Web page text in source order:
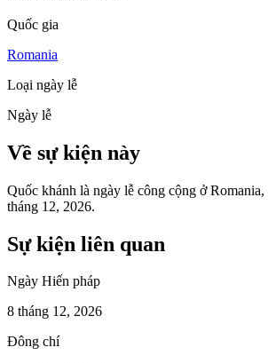
Quốc gia
Romania
Loại ngày lễ
Ngày lễ
Về sự kiện này
Quốc khánh là ngày lễ công cộng ở
tháng 12, 2026.
Sự kiện liên quan
Ngày Hiến pháp
8 tháng 12, 2026
Đông chí